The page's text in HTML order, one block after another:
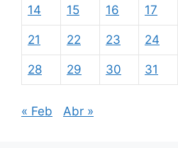
14 15 16 17
21 22 23 24
28 29 30 31
« Feb Abr »